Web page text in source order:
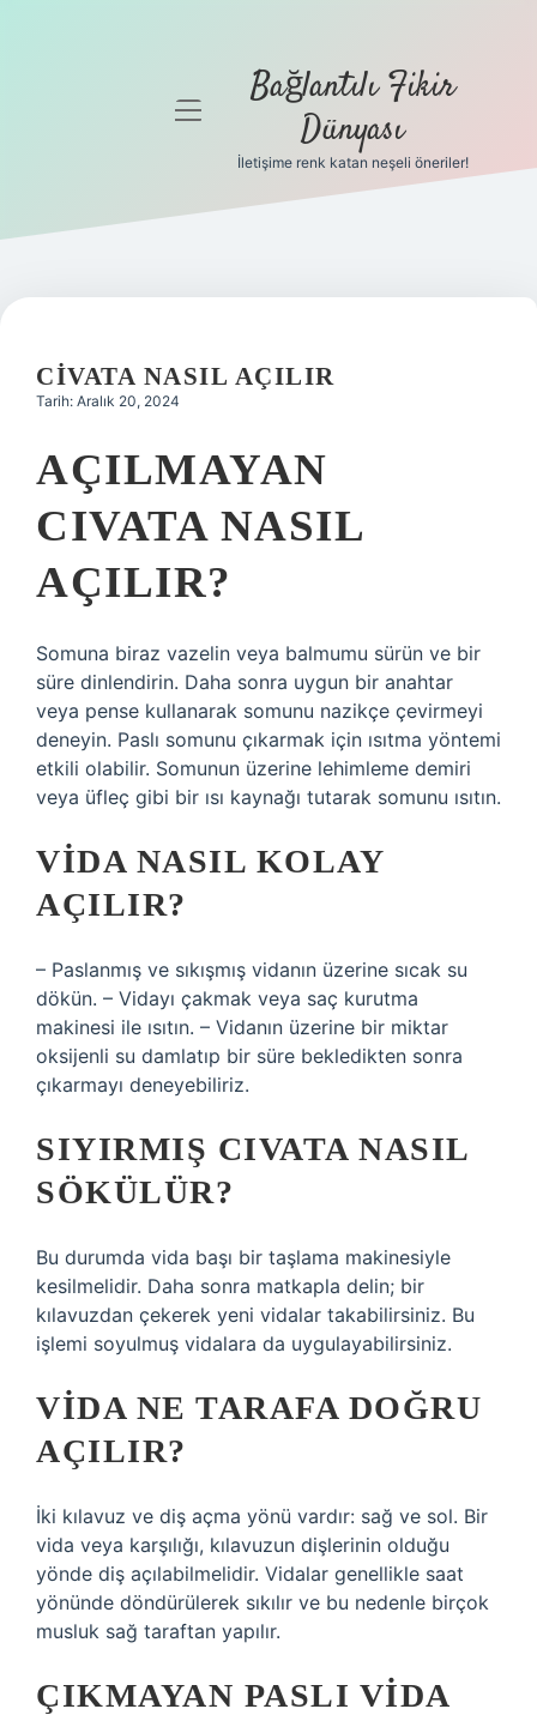
Gizlilik
Hakkımızda
menüyü
Bağlantılı Fikir
Dünyası
İletişime renk katan neşeli öneriler!
CIVATA NASIL AÇILIR
Tarih: Aralık 20, 2024
AÇILMAYAN
CIVATA NASIL
AÇILIR?
Somuna biraz vazelin veya balmumu sürün ve bir
süre dinlendirin. Daha sonra uygun bir anahtar
veya pense kullanarak somunu nazikçe çevirmeyi
deneyin. Paslı somunu çıkarmak için ısıtma yöntemi
etkili olabilir. Somunun üzerine lehimleme demiri
veya üfleç gibi bir ısı kaynağı tutarak somunu ısıtın.
VIDA NASIL KOLAY
AÇILIR?
– Paslanmış ve sıkışmış vidanın üzerine sıcak su
dökün. – Vidayı çakmak veya saç kurutma
makinesi ile ısıtın. – Vidanın üzerine bir miktar
oksijenli su damlatıp bir süre bekledikten sonra
çıkarmayı deneyebiliriz.
SIYIRMIŞ CIVATA NASIL
SÖKÜLÜR?
Bu durumda vida başı bir taşlama makinesiyle
kesilmelidir. Daha sonra matkapla delin; bir
kılavuzdan çekerek yeni vidalar takabilirsiniz. Bu
işlemi soyulmuş vidalara da uygulayabilirsiniz.
VIDA NE TARAFA DOĞRU
AÇILIR?
İki kılavuz ve diş açma yönü vardır: sağ ve sol. Bir
vida veya karşılığı, kılavuzun dişlerinin olduğu
yönde diş açılabilmelidir. Vidalar genellikle saat
yönünde döndürülerek sıkılır ve bu nedenle birçok
musluk sağ taraftan yapılır.
ÇIKMAYAN PASLI VIDA